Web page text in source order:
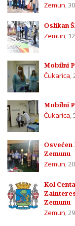
Zemun,
Oslikan
Zemun,
Mobilni
Čukarica,
Mobilni
Čukarica,
Zemunu
Zemun,
Kol
Zemunu
Zemun,